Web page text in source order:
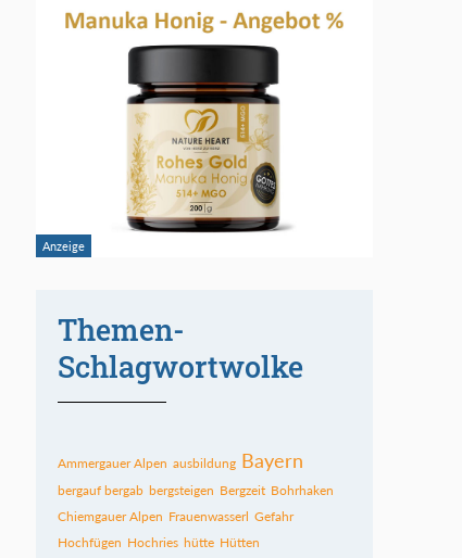
Themen-
Schlagwortwolke
Ammergauer Alpen ausbildung Bayern
bergauf bergab bergsteigen Bergzeit Bohrhaken
Chiemgauer Alpen Frauenwasserl Gefahr
Hochfügen Hochries hütte Hütten